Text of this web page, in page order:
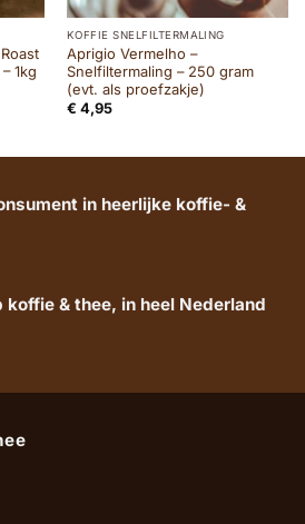
1kg
KOFFIE SNELFILTERMALING
Aprigio Vermelho –
Snelfiltermaling – 250 gram
(evt. als proefzakje)
€ 4,95
in heerlijke koffie- &
& thee, in heel Nederland